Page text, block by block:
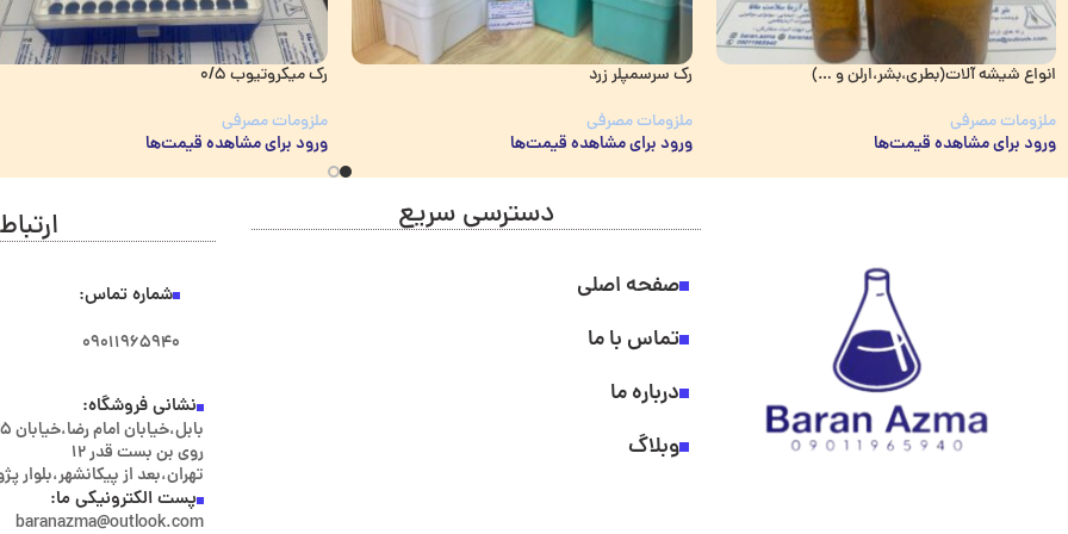
انواع شیشه آلات(بطری،بشر،ارلن و …)
ملزومات مصرفی
ورود برای مشاهده قیمت‌ها
رک سرسمپلر زرد
ملزومات مصرفی
ورود برای مشاهده قیمت‌ها
رک میکروتیوب 0/5
ملزومات مصرفی
ورود برای مشاهده قیمت‌ها
دسترسی سریع
صفحه اصلی
تماس با ما
درباره ما
وبلاگ
شماره تماس:
۰۹۰۱۱۹۶۵۹۴۰
نشانی فروشگاه:
روی بن بست قدر ۱۲
تهران،بعد از پیکانشهر،بلوار
پست الکترونیکی ما:
baranazma@outlook.com